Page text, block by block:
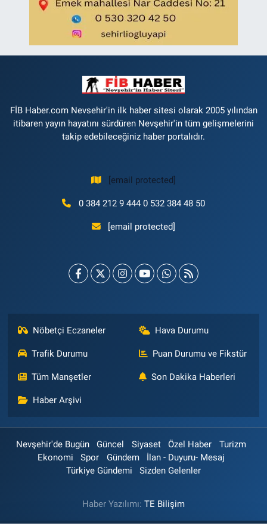
FİB Haber.com Nevsehir'in ilk haber sitesi olarak 2005 yılından
itibaren yayın hayatını sürdüren Nevşehir'in tüm gelişmelerini
takip edebileceğiniz haber portalıdır.
[email protected]
0 384 212 9 444 0 532 384 48 50
[email protected]
Nöbetçi Eczaneler Hava Durumu
Trafik Durumu Puan Durumu ve Fikstür
Tüm Manşetler Son Dakika Haberleri
Haber Arşivi
Nevşehir'de Bugün Güncel Siyaset Özel Haber
Turizm
Ekonomi
Spor Gündem
İlan - Duyuru- Mesaj
Türkiye Gündemi
Sizden Gelenler
Haber Yazılımı: TE Bilişim